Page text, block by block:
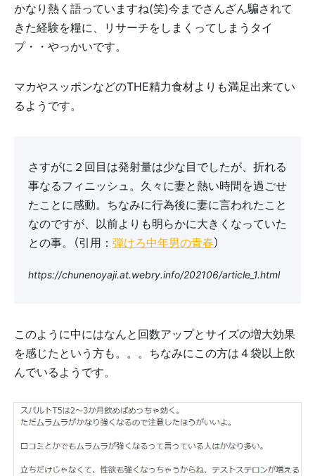
かなり熱く語っていますね(笑)今までさんざん騙されて
きた経験を糧に、リサーチをしまくってしまうタイ
プ・・やっかいです。
マカやスッポンなどのTHE精力食材よりも満足出来てい
るようです。
さすがに２回目は発射量は少な目でしたが、折れる
事なるフィニッシュ。久々に妻と熱い時間を過ごせ
たことに感動。ちなみに行為後に妻に言われたこと
なのですが、以前よりも明らかに大きくなっていた
との事。（引用： 弾けろ中年男の青春）
https://chunenoyaji.at.webry.info/202106/article_1.html
このように中にはなんと回数アップとサイズの増大効果
を感じたという方も。。。ちなみにこの方は４袋以上飲
んでいるようです。